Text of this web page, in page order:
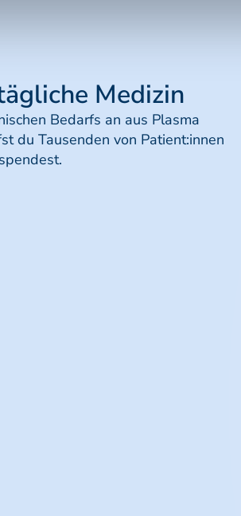
Medizin
Bedarfs an aus Plasma
du Tausenden von Patient:innen